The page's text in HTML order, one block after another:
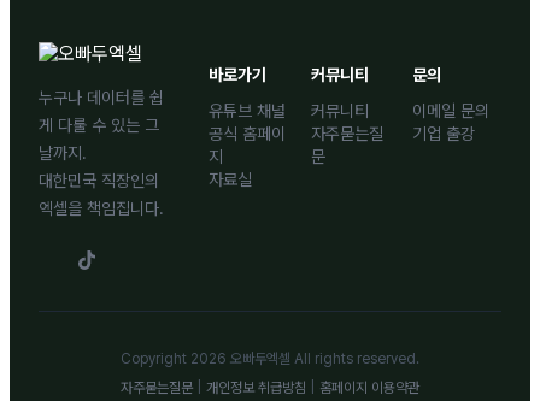
누구나 데이터를 쉽
게 다룰 수 있는 그
날까지.
대한민국 직장인의
엑셀을 책임집니다.
바로가기
유튜브 채널
공식 홈페이
지
자료실
커뮤니티
커뮤니티
자주묻는질
문
문의
이메일 문의
기업 출강
Copyright 2026 오빠두엑셀 All rights reserved.
자주묻는질문
개인정보 취급방침 홈페이지 이용약관